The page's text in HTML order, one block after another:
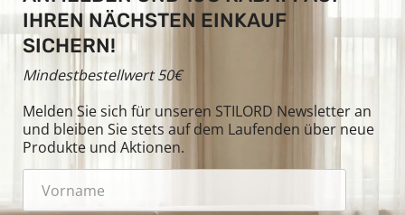
IHREN NÄCHSTEN EINKAUF
SICHERN!
Mindestbestellwert 50€
Melden Sie sich für unseren STILORD Newsletter an
und bleiben Sie stets auf dem Laufenden über neue
Produkte und Aktionen.